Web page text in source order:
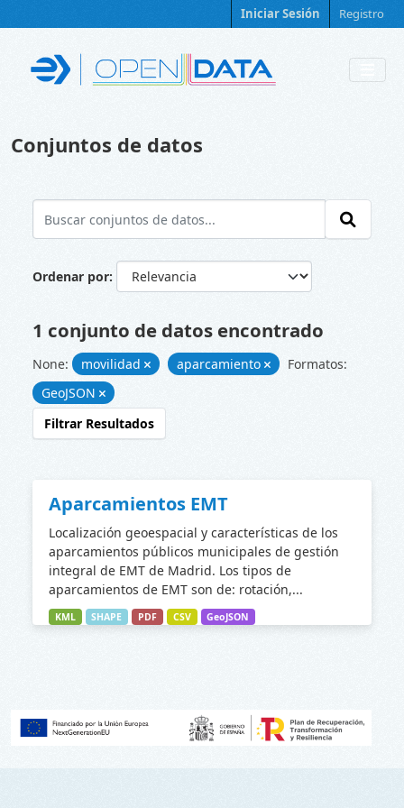
Iniciar Sesión Registro
Conjuntos de datos
Ordenar por
1 conjunto de datos encontrado
None: movilidad aparcamiento
Formatos:
GeoJSON
Filtrar Resultados
Aparcamientos EMT
Localización geoespacial y características de los
aparcamientos públicos municipales de gestión
integral de EMT de Madrid. Los tipos de
aparcamientos de EMT son de: rotación,...
KML SHAPE PDF CSV GeoJSON